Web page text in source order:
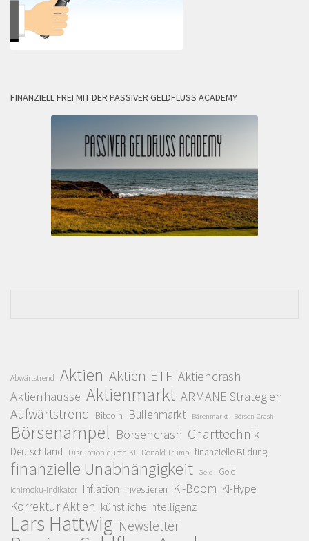
FINANZIELL FREI MIT DER PASSIVER GELDFLUSS ACADEMY
Abwärtstrend Aktien Aktien-ETF Aktiencrash
Aktienhausse Aktienmarkt ARMANE Strategien
Aufwärtstrend Bitcoin Bullenmarkt Bärenmarkt Börsen-Crash
Börsenampel Börsencrash Charttechnik
Deutschland Disruption durch KI Donald Trump finanzielle Bildung
finanzielle Unabhängigkeit Geld Gold
Ichimoku-Indikator Inflation investieren Ki-Boom KI-Hype
Korrektur Aktien künstliche Intelligenz
Lars Hattwig Newsletter